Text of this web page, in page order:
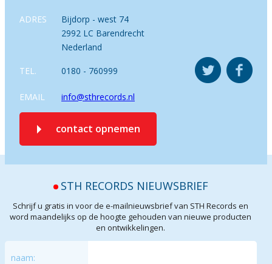
ADRES
Bijdorp - west 74
2992 LC Barendrecht
Nederland
TEL. 0180 - 760999
EMAIL info@sthrecords.nl
contact opnemen
STH RECORDS NIEUWSBRIEF
Schrijf u gratis in voor de e-mailnieuwsbrief van STH Records en
word maandelijks op de hoogte gehouden van nieuwe producten
en ontwikkelingen.
naam: